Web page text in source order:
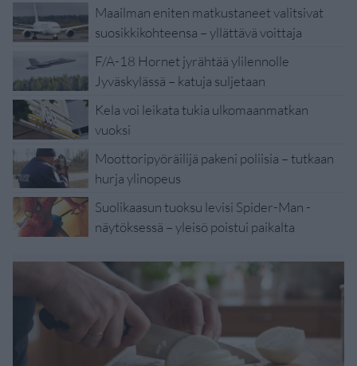
Maailman eniten matkustaneet valitsivat
suosikkikohteensa – yllättävä voittaja
F/A-18 Hornet jyrähtää ylilennolle
Jyväskylässä – katuja suljetaan
Kela voi leikata tukia ulkomaanmatkan
vuoksi
Moottoripyöräilijä pakeni poliisia – tutkaan
hurja ylinopeus
Suolikaasun tuoksu levisi Spider-Man -
näytöksessä – yleisö poistui paikalta